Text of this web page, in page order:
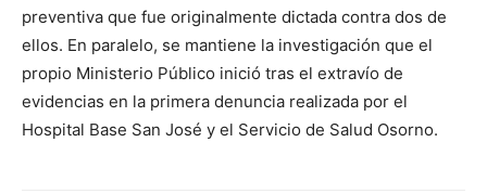
preventiva que fue originalmente dictada contra dos de
ellos. En paralelo, se mantiene la investigación que el
propio Ministerio Público inició tras el extravío de
evidencias en la primera denuncia realizada por el
Hospital Base San José y el Servicio de Salud Osorno.